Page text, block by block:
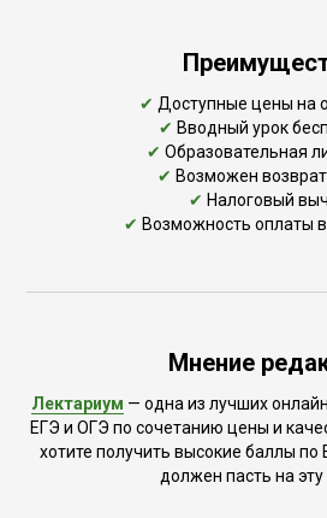
✔ Доступные цены на
✔ Вводный урок
✔ Образовательная
✔ Возможен
✔ Налоговый
✔ Возможность оплаты в
Мнение
Лектариум — одна из лучших
ЕГЭ и ОГЭ по сочетанию цены и
хотите получить высокие баллы
должен пасть на эту